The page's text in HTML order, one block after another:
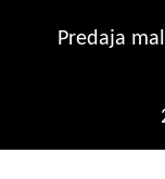
Predaja